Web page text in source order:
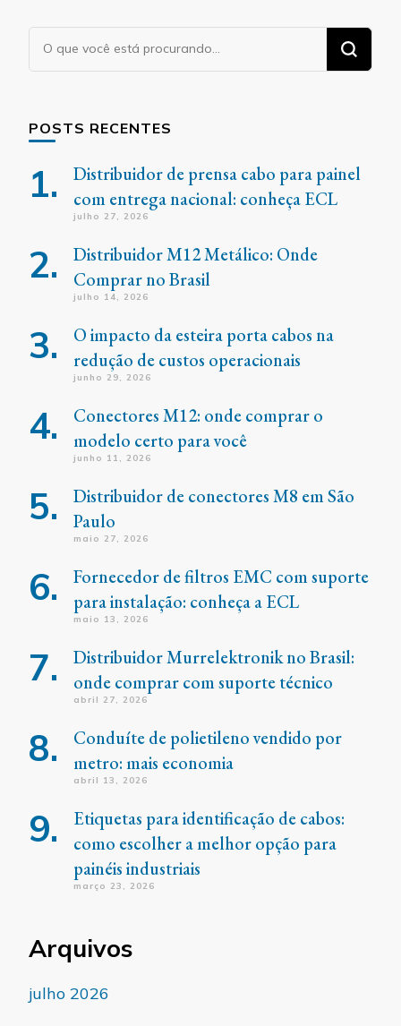
Procurando
algo?
POSTS RECENTES
Distribuidor de prensa cabo para painel
com entrega nacional: conheça ECL
julho 27, 2026
Distribuidor M12 Metálico: Onde
Comprar no Brasil
julho 14, 2026
O impacto da esteira porta cabos na
redução de custos operacionais
junho 29, 2026
Conectores M12: onde comprar o
modelo certo para você
junho 11, 2026
Distribuidor de conectores M8 em São
Paulo
maio 27, 2026
Fornecedor de filtros EMC com suporte
para instalação: conheça a ECL
maio 13, 2026
Distribuidor Murrelektronik no Brasil:
onde comprar com suporte técnico
abril 27, 2026
Conduíte de polietileno vendido por
metro: mais economia
abril 13, 2026
Etiquetas para identificação de cabos:
como escolher a melhor opção para
painéis industriais
março 23, 2026
Arquivos
julho 2026